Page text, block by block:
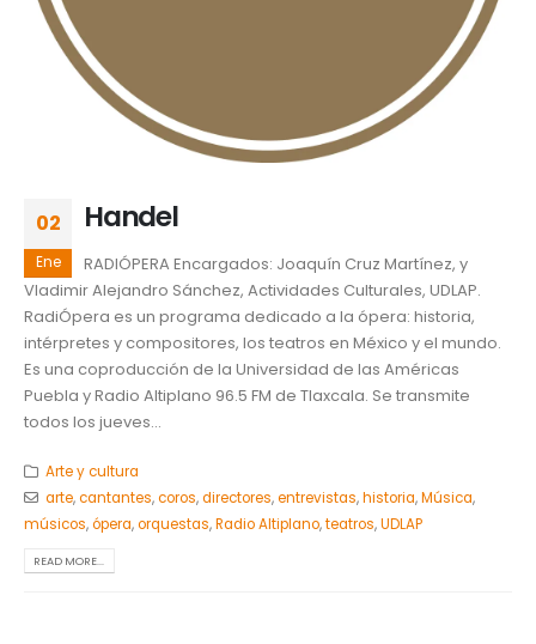
02
Ene
Handel
RADIÓPERA Encargados: Joaquín Cruz Martínez, y
Vladimir Alejandro Sánchez, Actividades Culturales, UDLAP.
RadiÓpera es un programa dedicado a la ópera: historia,
intérpretes y compositores, los teatros en México y el mundo.
Es una coproducción de la Universidad de las Américas
Puebla y Radio Altiplano 96.5 FM de Tlaxcala. Se transmite
todos los jueves...
Arte y cultura
arte,cantantes,coros,directores,entrevistas,historia,Música,
músicos,ópera,orquestas,Radio Altiplano,teatros,UDLAP
READ MORE...